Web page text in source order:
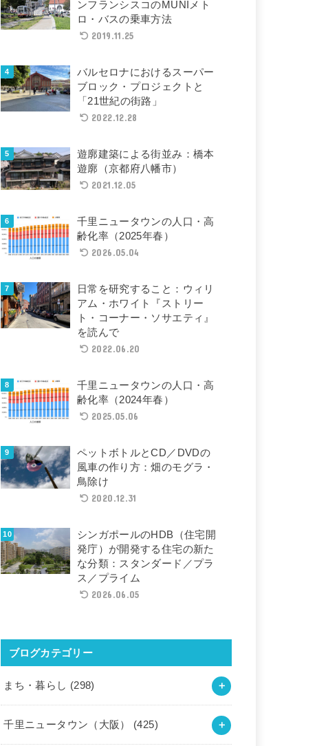
ンフランシスコのMUNIメト
ロ・バスの乗車方法
2019.11.25
バルセロナにおけるスーパー
ブロック・プロジェクトと
「21世紀の街路」
2022.12.28
遊廓建築による街並み：橋本
遊廓（京都府八幡市）
2021.12.05
千里ニュータウンの人口・高
齢化率（2025年春）
2026.05.04
日常を研究すること：ウィリ
アム・ホワイト『ストリー
ト・コーナー・ソサエティ』
を読んで
2022.06.20
千里ニュータウンの人口・高
齢化率（2024年春）
2025.05.06
ペットボトルとCD／DVDの
風車の作り方：畑のモグラ・
鳥除け
2020.12.31
シンガポールのHDB（住宅開
発庁）が開発する住宅の新た
な分類：スタンダード／プラ
ス／プライム
2026.06.05
ブログカテゴリー
まち・暮らし (298)
千里ニュータウン（大阪） (425)